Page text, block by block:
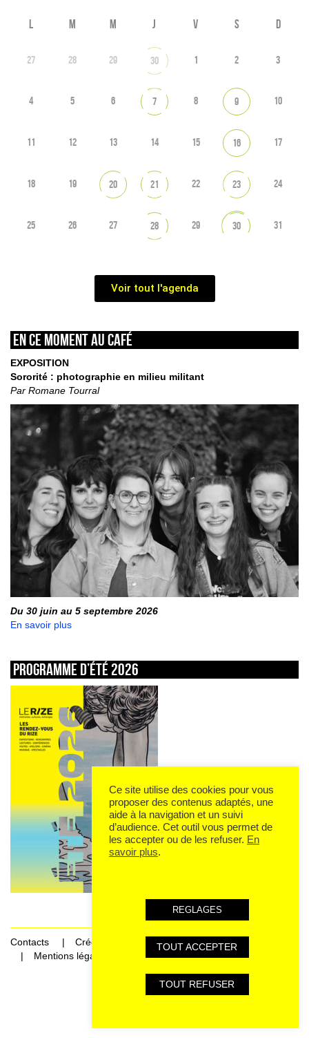
L M M J V S D
27 28 29 30 1 2 3
4 5 6 7 8 9 10
11 12 13 14 15 16 17
18 19 20 21 22 23 24
25 26 27 28 29 30 31
Voir tout l'agenda
En ce moment au café
EXPOSITION
Sororité : photographie en milieu militant
Par Romane Tourral
Du 30 juin au 5 septembre 2026
En savoir plus
Programme d’été 2026
Contacts
Crédits
Mentions légales et données personnelles
Ce site utilise des cookies pour vous
proposer des contenus adaptés, une
aide à la navigation et un suivi
d’audience. Cet outil vous permet de
les accepter ou de les refuser. En
savoir plus.
REGLAGES
TOUT ACCEPTER
TOUT REFUSER